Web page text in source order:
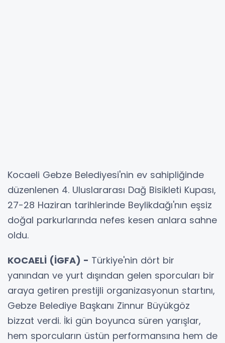
Kocaeli Gebze Belediyesi'nin ev sahipliğinde
düzenlenen 4. Uluslararası Dağ Bisikleti Kupası,
27-28 Haziran tarihlerinde Beylikdağı'nın eşsiz
doğal parkurlarında nefes kesen anlara sahne
oldu.
KOCAELİ (İGFA) - Türkiye'nin dört bir
yanından ve yurt dışından gelen sporcuları bir
araya getiren prestijli organizasyonun startını,
Gebze Belediye Başkanı Zinnur Büyükgöz
bizzat verdi. İki gün boyunca süren yarışlar,
hem sporcuların üstün performansına hem de